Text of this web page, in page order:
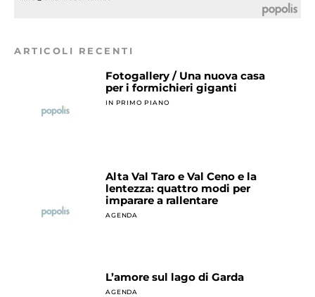
ARTICOLI RECENTI
Fotogallery / Una nuova casa
per i formichieri giganti
IN PRIMO PIANO
Alta Val Taro e Val Ceno e la
lentezza: quattro modi per
imparare a rallentare
AGENDA
L’amore sul lago di Garda
AGENDA